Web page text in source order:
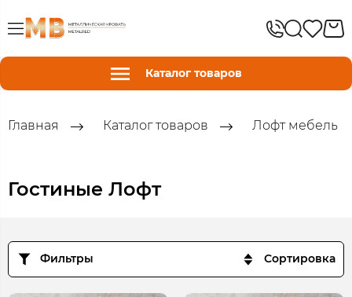
Каталог товаров
Главная Каталог товаров Лофт мебель
Гостиные Лофт
Фильтры Сортировка